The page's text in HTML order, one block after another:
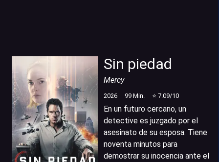
Sin piedad
Mercy
2026 99 Min. ⭐ 7.09/10
En un futuro cercano, un
detective es juzgado por el
asesinato de su esposa. Tiene
noventa minutos para
demostrar su inocencia ante el